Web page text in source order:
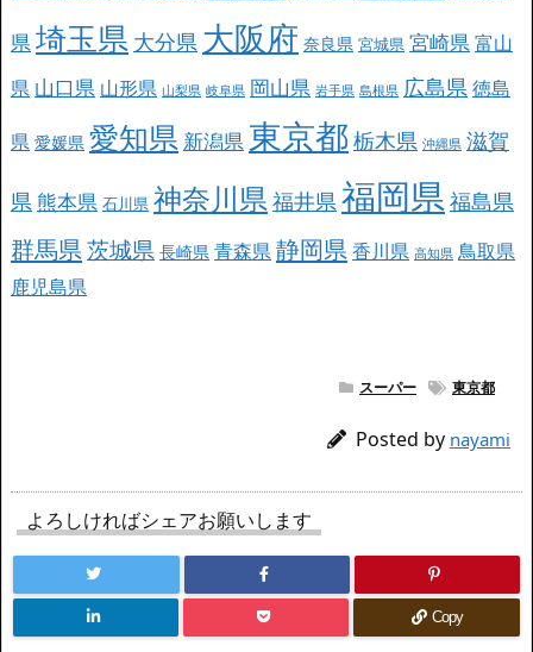
県埼玉県 大分県 大阪府 奈良県 宮城県 宮崎県富山
県 山口県 山形県 山梨県 岐阜県 岡山県 岩手県 島根県 広島県徳島
県 愛媛県 愛知県 新潟県 東京都 栃木県 沖縄県 滋賀
県熊本県 石川県 神奈川県福井県福岡県福島県
群馬県茨城県 長崎県 青森県静岡県香川県 高知県 鳥取県
鹿児島県
スーパー 東京都
Posted by nayami
よろしければシェアお願いします
Copy